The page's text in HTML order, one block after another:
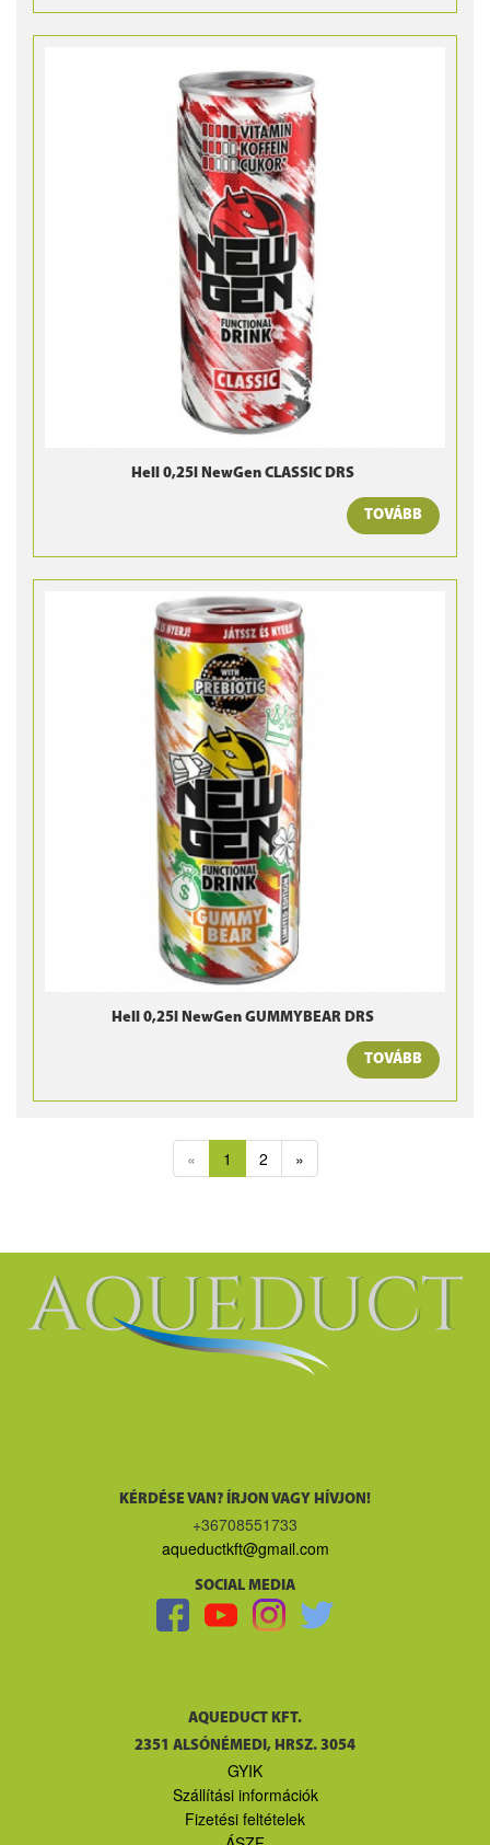
Hell 0,25l NewGen CLASSIC DRS
TOVÁBB
Hell 0,25l NewGen GUMMYBEAR DRS
TOVÁBB
« 1 2 »
KÉRDÉSE VAN? ÍRJON VAGY HÍVJON!
+36708551733
aqueductkft@gmail.com
SOCIAL MEDIA
AQUEDUCT KFT.
2351 ALSÓNÉMEDI, HRSZ. 3054
GYIK
Szállítási információk
Fizetési feltételek